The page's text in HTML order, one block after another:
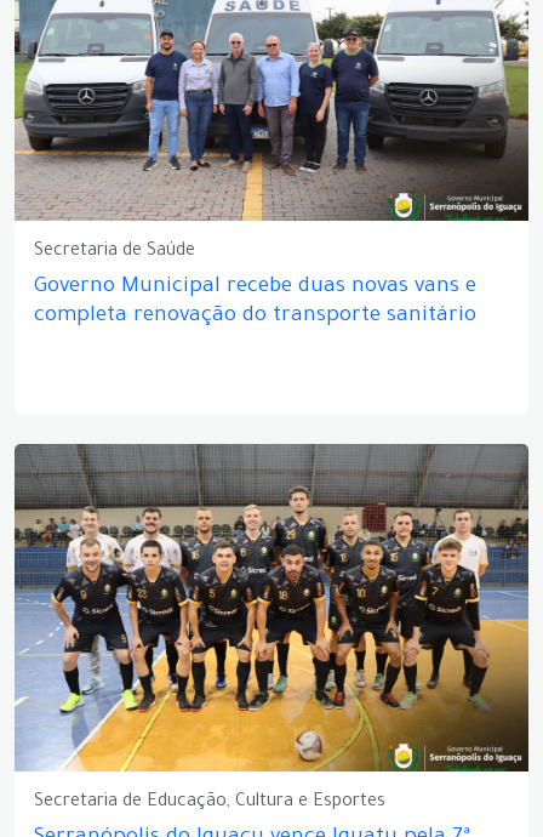
Secretaria de Saúde
Governo Municipal recebe duas novas vans e
completa renovação do transporte sanitário
Secretaria de Educação, Cultura e Esportes